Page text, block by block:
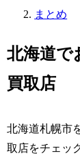
まとめ
北海道で
買取店
北海道札幌市
取店をチェッ